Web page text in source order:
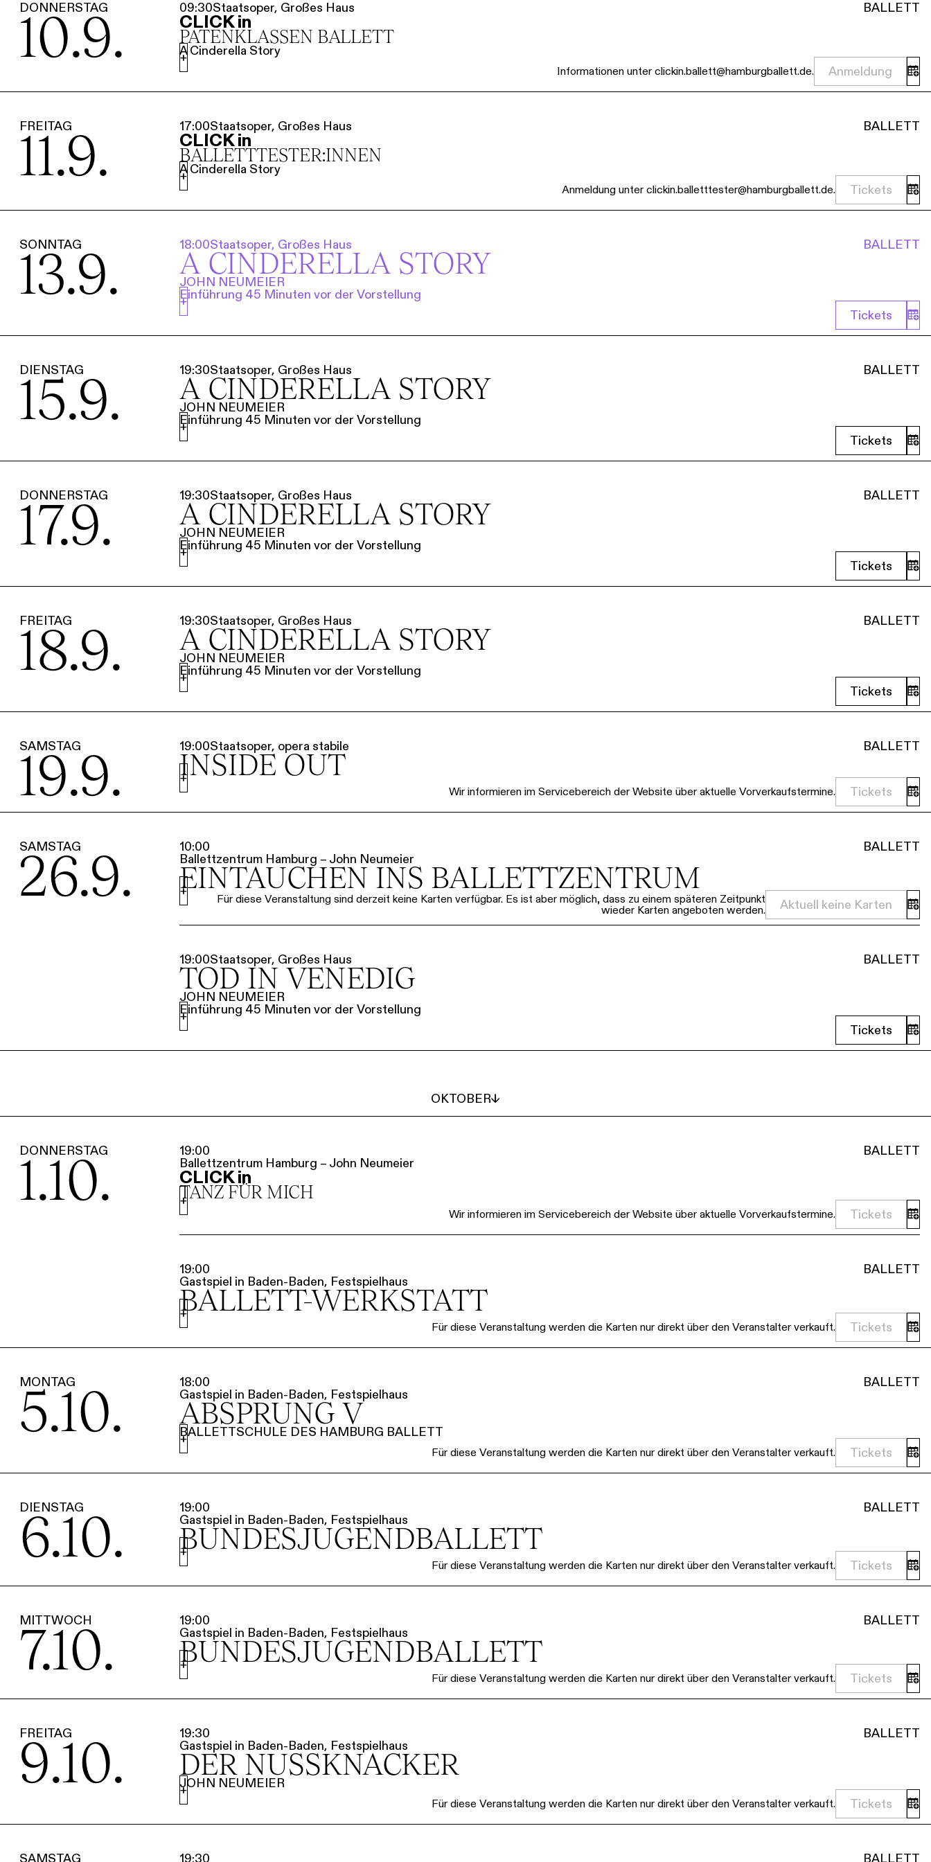
DONNERSTAG
10.9. 09:30Staatsoper, Großes Haus BALLETT
CLICK in
PATENKLASSEN BALLETT
A Cinderella Story
Informationen unter clickin.ballett@hamburgballett.de. Anmeldung
+
FREITAG
11.9. 17:00Staatsoper, Großes Haus BALLETT
CLICK in
BALLETT­TESTER:INNEN
A Cinderella Story
Anmeldung unter clickin.balletttester@hamburgballett.de. Tickets
+
SONNTAG
13.9. 18:00Staatsoper, Großes Haus BALLETT
A CINDERELLA STORY
JOHN NEUMEIER
Einführung 45 Minuten vor der Vorstellung
Tickets
+
DIENSTAG
15.9. 19:30Staatsoper, Großes Haus BALLETT
A CINDERELLA STORY
JOHN NEUMEIER
Einführung 45 Minuten vor der Vorstellung
Tickets
+
DONNERSTAG
17.9. 19:30Staatsoper, Großes Haus BALLETT
A CINDERELLA STORY
JOHN NEUMEIER
Einführung 45 Minuten vor der Vorstellung
Tickets
+
FREITAG
18.9. 19:30Staatsoper, Großes Haus BALLETT
A CINDERELLA STORY
JOHN NEUMEIER
Einführung 45 Minuten vor der Vorstellung
Tickets
+
SAMSTAG
19.9. 19:00Staatsoper, opera stabile BALLETT
INSIDE OUT
Wir informieren im Servicebereich der Website über aktuelle Vorverkaufstermine. Tickets
+
SAMSTAG
26.9.
10:00
Ballettzentrum Hamburg – John Neumeier
BALLETT
EINTAUCHEN INS BALLETTZENTRUM
Für diese Veranstaltung sind derzeit keine Karten verfügbar. Es ist aber möglich, dass zu einem späteren Zeitpunkt
wieder Karten angeboten werden.
Aktuell keine Karten
+
19:00Staatsoper, Großes Haus BALLETT
TOD IN VENEDIG
JOHN NEUMEIER
Einführung 45 Minuten vor der Vorstellung
Tickets
+
OKTOBER↓
DONNERSTAG
1.10.
19:00
Ballettzentrum Hamburg – John Neumeier
BALLETT
CLICK in
TANZ FÜR MICH
Wir informieren im Servicebereich der Website über aktuelle Vorverkaufstermine. Tickets
+
19:00
Gastspiel in Baden-Baden, Festspielhaus
BALLETT
BALLETT-WERKSTATT
Für diese Veranstaltung werden die Karten nur direkt über den Veranstalter verkauft. Tickets
+
MONTAG
5.10.
18:00
Gastspiel in Baden-Baden, Festspielhaus
BALLETT
ABSPRUNG V
BALLETTSCHULE DES HAMBURG BALLETT
Für diese Veranstaltung werden die Karten nur direkt über den Veranstalter verkauft. Tickets
+
DIENSTAG
6.10.
19:00
Gastspiel in Baden-Baden, Festspielhaus
BALLETT
BUNDESJUGENDBALLETT
Für diese Veranstaltung werden die Karten nur direkt über den Veranstalter verkauft. Tickets
+
MITTWOCH
7.10.
19:00
Gastspiel in Baden-Baden, Festspielhaus
BALLETT
BUNDESJUGENDBALLETT
Für diese Veranstaltung werden die Karten nur direkt über den Veranstalter verkauft. Tickets
+
FREITAG
9.10.
19:30
Gastspiel in Baden-Baden, Festspielhaus
BALLETT
DER NUSSKNACKER
JOHN NEUMEIER
Für diese Veranstaltung werden die Karten nur direkt über den Veranstalter verkauft. Tickets
+
SAMSTAG 19:30 BALLETT